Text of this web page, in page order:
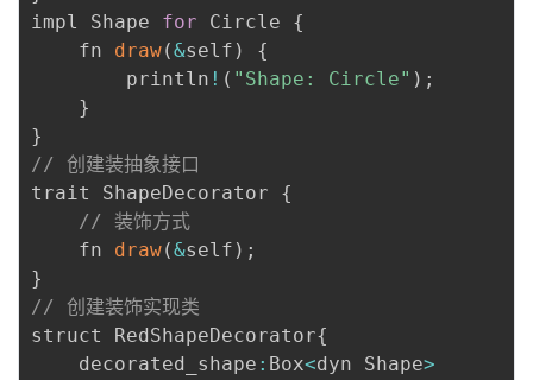
impl Shape for Circle {
    fn
draw(&self )
{
        println
! ( "Shape: Circle" ) ;
}
}
// 创建装抽象接口
trait ShapeDecorator {
// 装饰方式
    fn
draw(&self ) ;
}
// 创建装饰实现类
struct RedShapeDecorator{
    decorated_shape
: Box<dyn Shape>